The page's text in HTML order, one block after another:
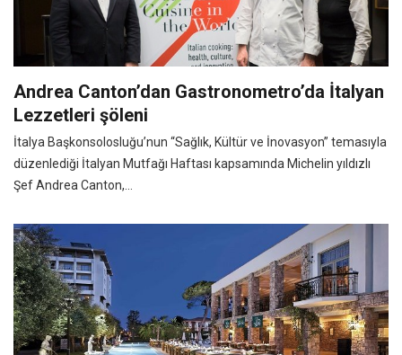
Andrea Canton’dan Gastronometro’da İtalyan
Lezzetleri şöleni
İtalya Başkonsolosluğu’nun “Sağlık, Kültür ve İnovasyon” temasıyla
düzenlediği İtalyan Mutfağı Haftası kapsamında Michelin yıldızlı
Şef Andrea Canton,...